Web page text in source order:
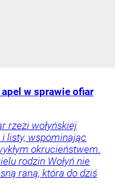
w sprawie ofiar
rzezi wołyńskiej
listy, wspominając
okrucieństwem.
rodzin Wołyń nie
raną, która do dziś